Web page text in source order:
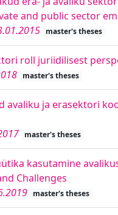
and public sector
master's theses
roll juriidilisest
master's theses
avaliku ja erasektori
master's theses
kasutamine
Challenges
master's theses